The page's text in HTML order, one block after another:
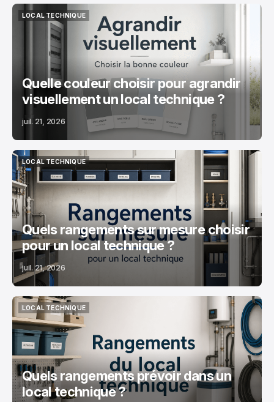
LOCAL TECHNIQUE
LOCAL TECHNIQUE
Quelle couleur choisir pour agrandir
visuellement un local technique ?
juil. 21, 2026
LOCAL TECHNIQUE
LOCAL TECHNIQUE
Quels rangements sur mesure choisir
pour un local technique ?
juil. 21, 2026
LOCAL TECHNIQUE
LOCAL TECHNIQUE
Quels rangements prévoir dans un
local technique ?